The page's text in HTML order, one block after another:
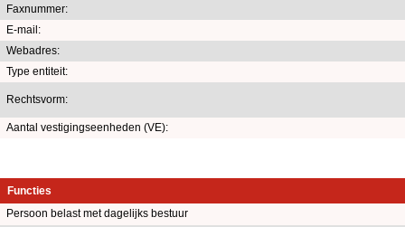
Faxnummer:
E-mail:
Webadres:
Type entiteit:
Rechtsvorm:
Aantal vestigingseenheden (VE):
Functies
Persoon belast met dagelijks bestuur